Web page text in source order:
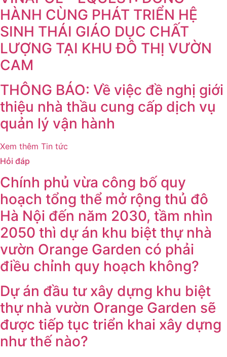
HÀNH CÙNG PHÁT TRIỂN HỆ
SINH THÁI GIÁO DỤC CHẤT
LƯỢNG TẠI KHU ĐÔ THỊ VƯỜN
CAM
THÔNG BÁO: Về việc đề nghị giới
thiệu nhà thầu cung cấp dịch vụ
quản lý vận hành
Xem thêm Tin tức
Hỏi đáp
Chính phủ vừa công bố quy
hoạch tổng thể mở rộng thủ đô
Hà Nội đến năm 2030, tầm nhìn
2050 thì dự án khu biệt thự nhà
vườn Orange Garden có phải
điều chỉnh quy hoạch không?
Dự án đầu tư xây dựng khu biệt
thự nhà vườn Orange Garden sẽ
được tiếp tục triển khai xây dựng
như thế nào?